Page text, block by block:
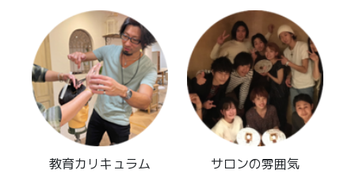
教育カリキュラム サロンの雰囲気